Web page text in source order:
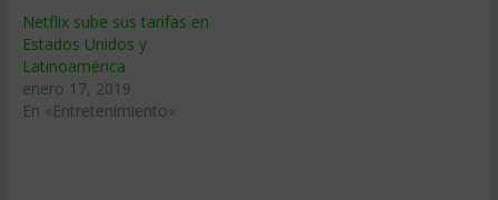
Netflix sube sus tarifas en
Estados Unidos y
Latinoamérica
enero 17, 2019
En «Entretenimiento»